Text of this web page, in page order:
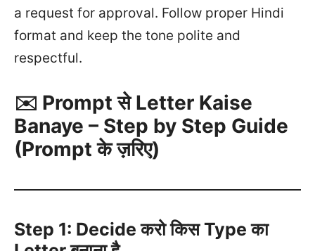
a request for approval. Follow proper Hindi
format and keep the tone polite and
respectful.
✉️ Prompt से Letter Kaise
Banaye – Step by Step Guide
(Prompt के ज़रिए)
Step 1: Decide करो किस Type का